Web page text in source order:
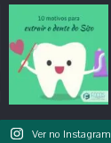
Ver no Instagram